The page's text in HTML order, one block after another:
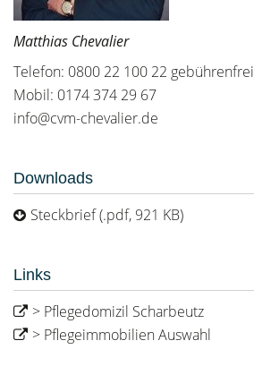
Matthias Chevalier
Telefon: 0800 22 100 22 gebührenfrei
Mobil: 0174 374 29 67
info@cvm-chevalier.de
Downloads
Steckbrief (.pdf, 921 KB)
Links
> Pflegedomizil Scharbeutz
> Pflegeimmobilien Auswahl